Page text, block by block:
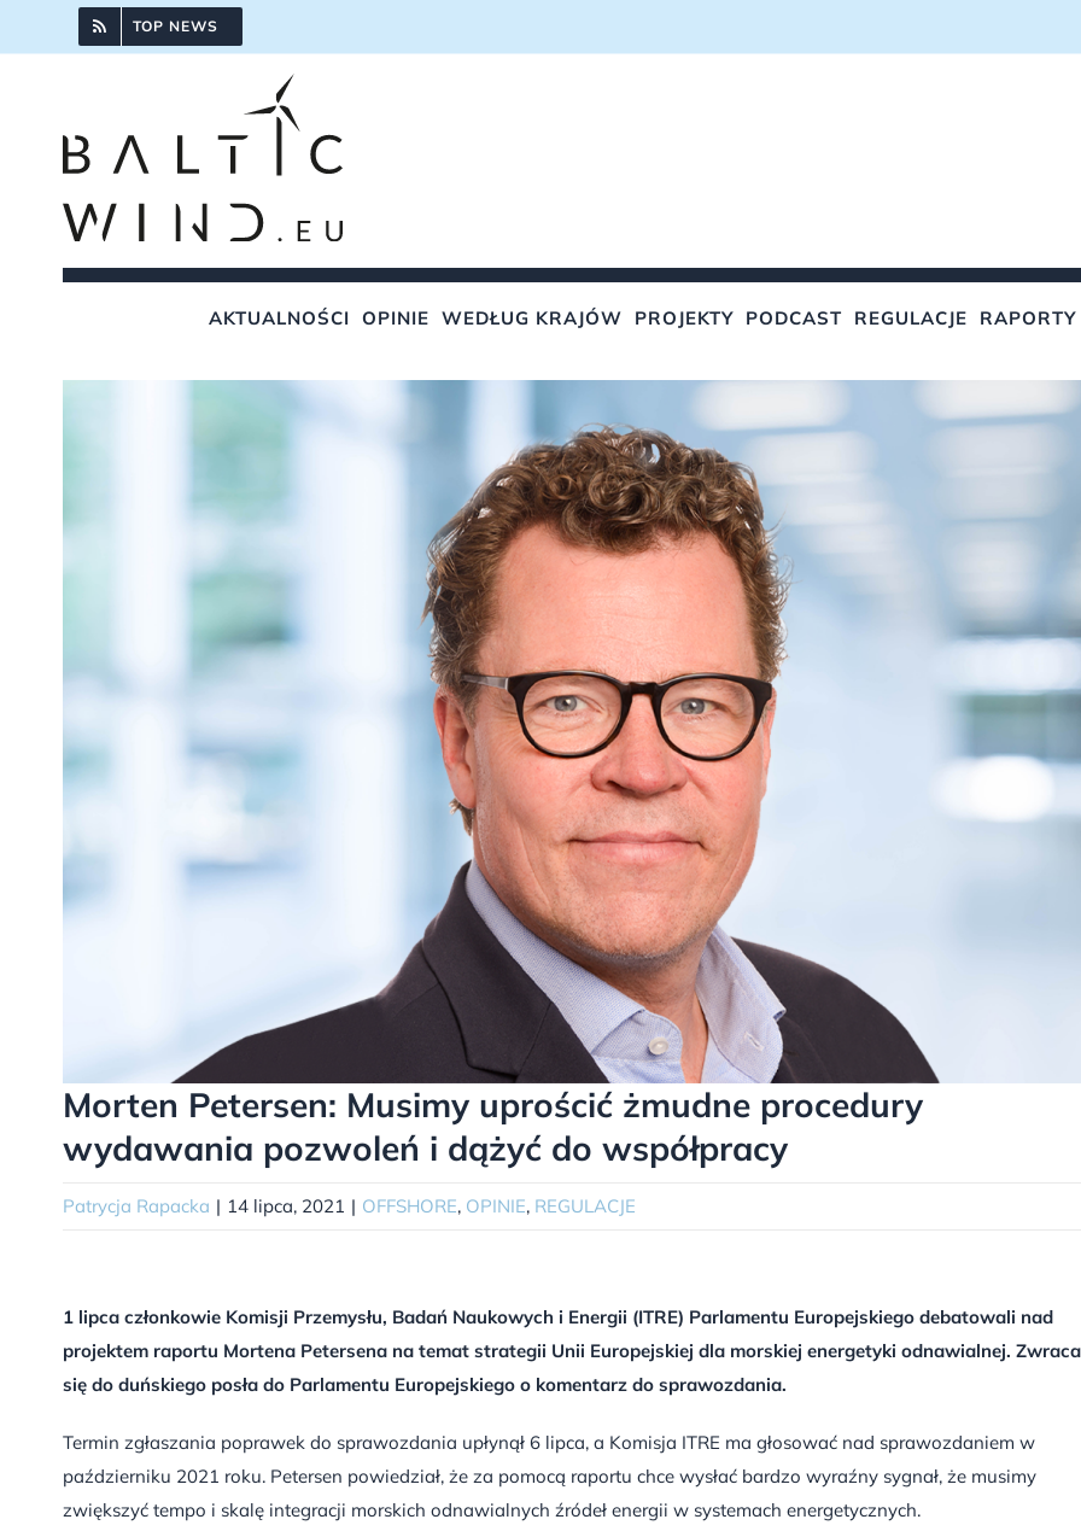
do
TOP NEWS
AKTUALNOŚCI OPINIE WEDŁUG KRAJÓW PROJEKTY PODCAST REGULACJE RAPORTY
Morten Petersen: Musimy uprościć żmudne procedury
wydawania pozwoleń i dążyć do współpracy
Patrycja Rapacka | 14 lipca, 2021 | OFFSHORE, OPINIE, REGULACJE
1 lipca członkowie Komisji Przemysłu, Badań Naukowych i Energii (ITRE) Parlamentu Europejskiego debatowali nad
projektem raportu Mortena Petersena na temat strategii Unii Europejskiej dla morskiej energetyki odnawialnej.
się do duńskiego posła do Parlamentu Europejskiego o komentarz do sprawozdania.
Termin zgłaszania poprawek do sprawozdania upłynął 6 lipca, a Komisja ITRE ma głosować nad sprawozdaniem w
październiku 2021 roku. Petersen powiedział, że za pomocą raportu chce wysłać bardzo wyraźny sygnał, że musimy
zwiększyć tempo i skalę integracji morskich odnawialnych źródeł energii w systemach energetycznych.